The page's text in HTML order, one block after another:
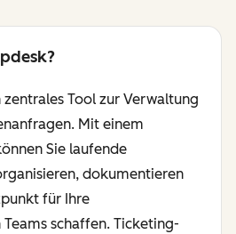
zentrales Tool zur Verwaltung
Mit einem
Sie laufende
dokumentieren
für Ihre
schaffen. Ticketing-